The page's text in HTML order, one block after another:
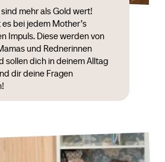
mehr als Gold wert!
bei jedem Mother’s
Impuls. Diese werden von
und Rednerinnen
sollen dich in deinem Alltag
dir deine Fragen